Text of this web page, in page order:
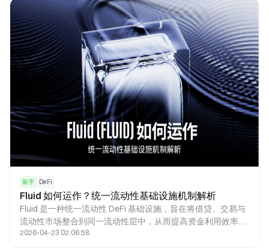
新手 DeFi
Fluid 如何运作？统一流动性基础设施机制解析
Fluid 是一种统一流动性 DeFi 基础设施，旨在将借贷、交易与
流动性市场整合到同一流动性层中，从而提高资金利用效率并
减少 DeFi 生态中的流动性碎片化问题。随着 DeFi 生态不断扩
2026-04-23 02:06:58